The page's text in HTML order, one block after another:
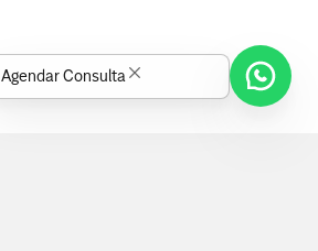
Agendar Consulta